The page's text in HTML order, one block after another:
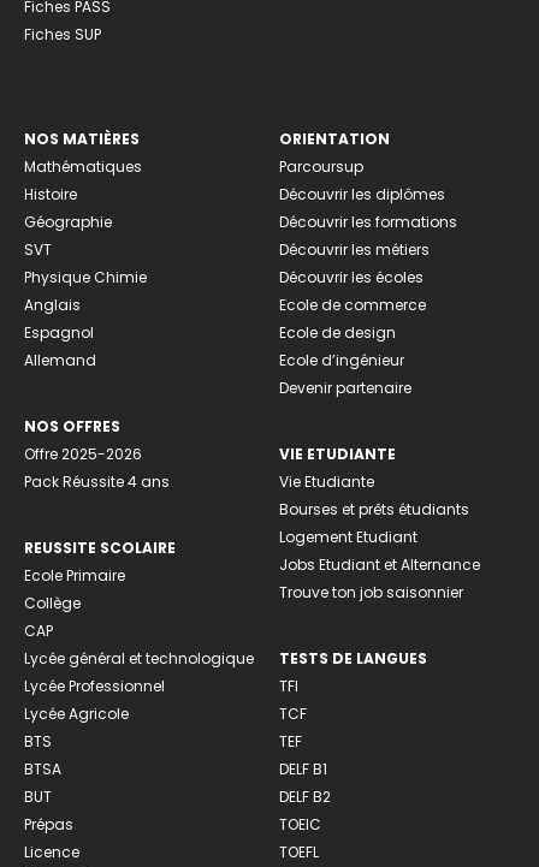
Fiches PASS
Fiches SUP
NOS MATIÈRES
Mathématiques
Histoire
Géographie
SVT
Physique Chimie
Anglais
Espagnol
Allemand
NOS OFFRES
Offre 2025-2026
Pack Réussite 4 ans
REUSSITE SCOLAIRE
Ecole Primaire
Collège
CAP
Lycée général et technologique
Lycée Professionnel
Lycée Agricole
BTS
BTSA
BUT
Prépas
Licence
ORIENTATION
Parcoursup
Découvrir les diplômes
Découvrir les formations
Découvrir les métiers
Découvrir les écoles
Ecole de commerce
Ecole de design
Ecole d’ingénieur
Devenir partenaire
VIE ETUDIANTE
Vie Etudiante
Bourses et prêts étudiants
Logement Etudiant
Jobs Etudiant et Alternance
Trouve ton job saisonnier
TESTS DE LANGUES
TFI
TCF
TEF
DELF B1
DELF B2
TOEIC
TOEFL